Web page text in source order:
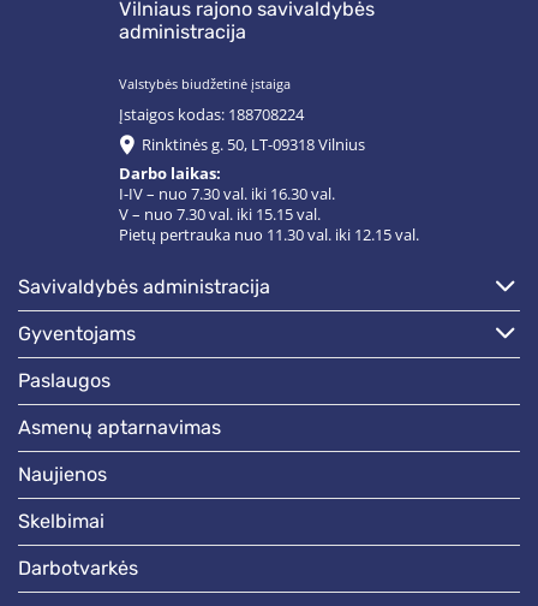
Vilniaus rajono savivaldybės
administracija
Valstybės biudžetinė įstaiga
Įstaigos kodas: 188708224
Rinktinės g. 50, LT-09318 Vilnius
Darbo laikas:
I-IV – nuo 7.30 val. iki 16.30 val.
V – nuo 7.30 val. iki 15.15 val.
Pietų pertrauka nuo 11.30 val. iki 12.15 val.
savivaldybės administracija
gyventojams
paslaugos
asmenų aptarnavimas
naujienos
skelbimai
darbotvarkės